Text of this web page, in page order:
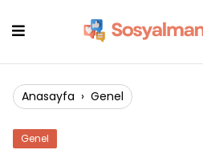
Anasayfa › Genel
Genel